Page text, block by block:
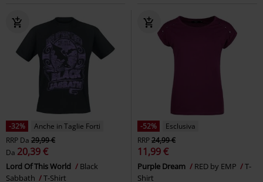
-32%
Anche in Taglie Forti
RRP Da 29,99 €
Da 20,39 €
Lord Of This World
Black
Sabbath
T-Shirt
-52%
Esclusiva
RRP24,99 €
11,99 €
Purple Dream RED by EMP
T-
Shirt